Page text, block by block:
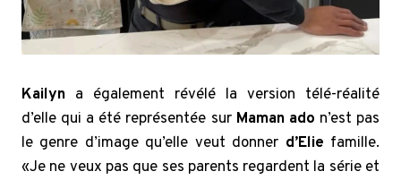
Kailyn a également révélé la version télé-réalité
d’elle qui a été représentée surMaman ado n’est pas
le genre d’image qu’elle veut donner d’Elie famille.
«Je ne veux pas que ses parents regardent la série et